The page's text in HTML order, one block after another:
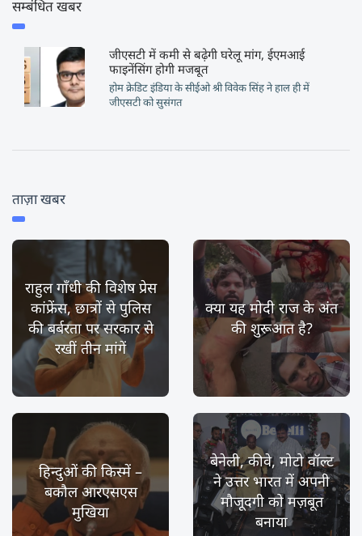
सम्बंधित खबर
जीएसटी में कमी से बढ़ेगी घरेलू मांग, ईएमआई
फाइनेंसिंग होगी मजबूत
होम क्रेडिट इंडिया के सीईओ श्री विवेक सिंह ने हाल ही में
जीएसटी को सुसंगत
ताज़ा खबर
राहुल गाँधी की विशेष प्रेस
कांफ्रेंस, छात्रों से पुलिस
की बर्बरता पर सरकार से
रखीं तीन मांगें
क्या यह मोदी राज के अंत
की शुरूआत है?
हिन्दुओं की किस्में –
बकौल आरएसएस
मुखिया
बेनेली, कीवे, मोटो वॉल्ट
ने उत्तर भारत में अपनी
मौजूदगी को मज़बूत
बनाया